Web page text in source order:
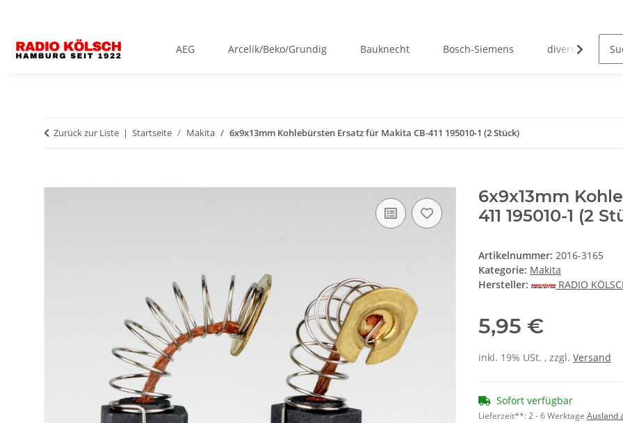
AEG Arcelik/Beko/Grundig Bauknecht Bosch-Siemens diverse
Zurück zur Liste Startseite Makita 6x9x13mm Kohlebürsten Ersatz für Makita CB-411 195010-1 (2 Stück)
6x9x13mm
411 195010-1 (2
Artikelnummer: 2016-3165
Kategorie: Makita
Hersteller:
RADIO
5,95 €
inkl. 19% USt. , zzgl. Versand
Sofort verfügbar
Lieferzeit**:2 - 6 Werktage Ausland